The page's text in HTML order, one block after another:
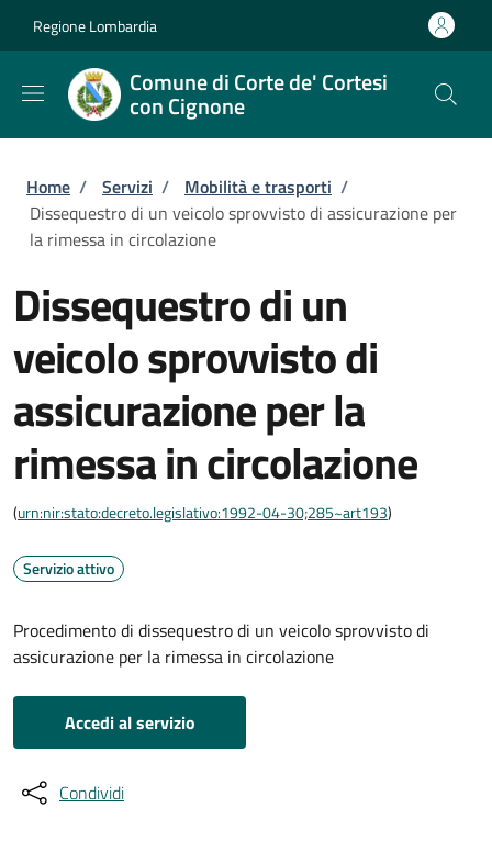
Regione Lombardia
Comune di Corte de' Cortesi
con Cignone
Briciole di pane
Home / Servizi / Mobilità e trasporti /
Dissequestro di un veicolo sprovvisto di assicurazione per
la rimessa in circolazione
Dissequestro di un
veicolo sprovvisto di
assicurazione per la
rimessa in circolazione
(urn:nir:stato:decreto.legislativo:1992-04-30;285~art193)
Servizio attivo
Procedimento di dissequestro di un veicolo sprovvisto di
assicurazione per la rimessa in circolazione
Accedi al servizio
Condividi